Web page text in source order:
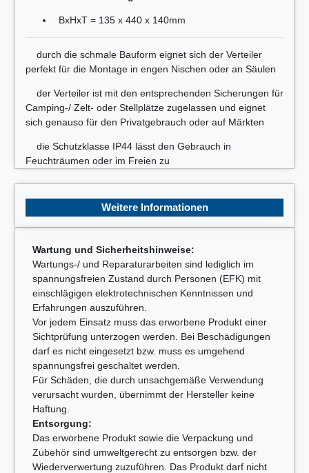
BxHxT = 135 x 440 x 140mm
durch die schmale Bauform eignet sich der Verteiler
perfekt für die Montage in engen Nischen oder an Säulen
der Verteiler ist mit den entsprechenden Sicherungen für
Camping-/ Zelt- oder Stellplätze zugelassen und eignet
sich genauso für den Privatgebrauch oder auf Märkten
die Schutzklasse IP44 lässt den Gebrauch in
Feuchträumen oder im Freien zu
Weitere Informationen
Wartung und Sicherheitshinweise:
Wartungs-/ und Reparaturarbeiten sind lediglich im
spannungsfreien Zustand durch Personen (EFK) mit
einschlägigen elektrotechnischen Kenntnissen und
Erfahrungen auszuführen.
Vor jedem Einsatz muss das erworbene Produkt einer
Sichtprüfung unterzogen werden. Bei Beschädigungen
darf es nicht eingesetzt bzw. muss es umgehend
spannungsfrei geschaltet werden.
Für Schäden, die durch unsachgemäße Verwendung
verursacht wurden, übernimmt der Hersteller keine
Haftung.
Entsorgung:
Das erworbene Produkt sowie die Verpackung und
Zubehör sind umweltgerecht zu entsorgen bzw. der
Wiederverwertung zuzuführen. Das Produkt darf nicht